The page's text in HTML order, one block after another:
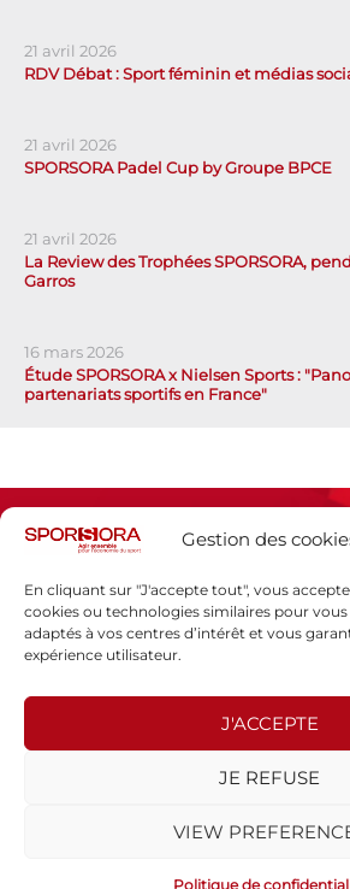
Gestion des
En cliquant sur "J'accepte tout", vous
cookies ou technologies similaires pour
adaptés à vos centres d’intérêt et vous
expérience utilisateur.
J'ACCEPTE
JE REFUSE
VIEW
Politique de
21 avril 2026
RDV Débat : Sport féminin et médias
21 avril 2026
SPORSORA Padel Cup by Groupe BPCE
21 avril 2026
La Review des Trophées SPORSORA,
Garros
16 mars 2026
Étude SPORSORA x Nielsen Sports :
partenariats sportifs en France"
Espace presse
Politique de
SPORSORA
75015 PARIS
WEB Stratégies- © 2026